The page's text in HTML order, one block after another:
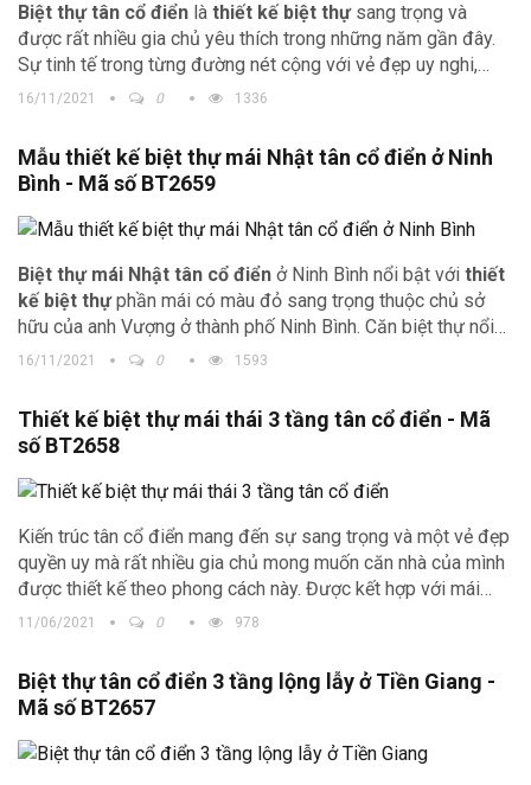
Biệt thự tân cổ điển là thiết kế biệt thựsang trọng và
được rất nhiều gia chủ yêu thích trong những năm gần đây.
Sự tinh tế trong từng đường nét cộng với vẻ đẹp uy nghi,
tráng lệ làm căn biệt thự trở nên nổi bật hơn.
16/11/2021 0 1336
Mẫu thiết kế biệt thự mái Nhật tân cổ điển ở Ninh
Bình - Mã số BT2659
Biệt thự mái Nhật tân cổ điển ở Ninh Bình nổi bật với thiết
kế biệt thựphần mái có màu đỏ sang trọng thuộc chủ sở
hữu của anh Vượng ở thành phố Ninh Bình. Căn biệt thự nổi
bật giữa trung tâm thành phố với sự bề thế và màu trắng tinh
16/11/2021 0 1593
Thiết kế biệt thự mái thái 3 tầng tân cổ điển - Mã
số BT2658
Kiến trúc tân cổ điển mang đến sự sang trọng và một vẻ đẹp
quyền uy mà rất nhiều gia chủ mong muốn căn nhà của mình
được thiết kế theo phong cách này. Được kết hợp với mái
Thái nênbiệt thự mái Thái tân cổ điển
11/06/2021 0 978
Biệt thự tân cổ điển 3 tầng lộng lẫy ở Tiền Giang -
Mã số BT2657